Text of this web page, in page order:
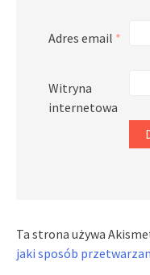
Adres email *
Witryna
internetowa
Ta strona używa
jaki sposób